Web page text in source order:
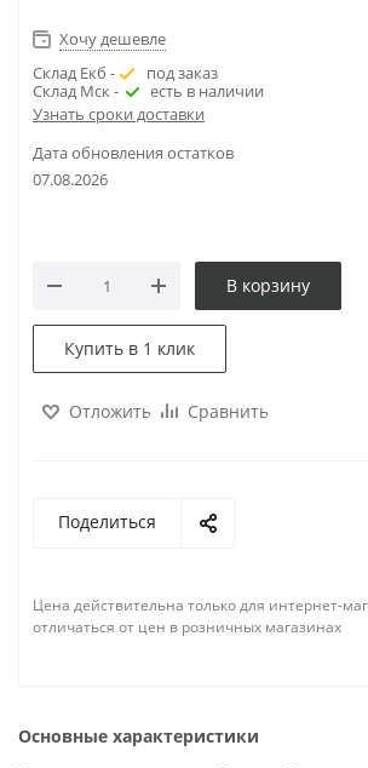
Хочу дешевле
Склад Екб -
под заказ
Склад Мск -
есть в наличии
Узнать сроки доставки
Дата обновления остатков
07.08.2026
В корзину
Купить в 1 клик
Отложить Сравнить
Поделиться
Цена действительна только для интернет-
отличаться от цен в розничных магазинах
Основные характеристики